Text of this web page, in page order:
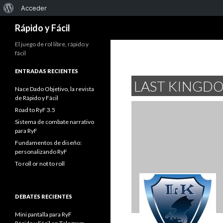
Acerca
de
Acceder
Rápido y Fácil
LAST
El juego de rol libre, rápido y
fácil
ENTRADAS RECIENTES
Nace Dado Objetivo, la revista
de Rápido y Fácil
Road to RyF 3.5
Sistema de combate narrativo
para RyF
Fundamentos de diseño:
personalizando RyF
To roll or not to roll
DEBATES RECIENTES
Mini pantalla para RyF